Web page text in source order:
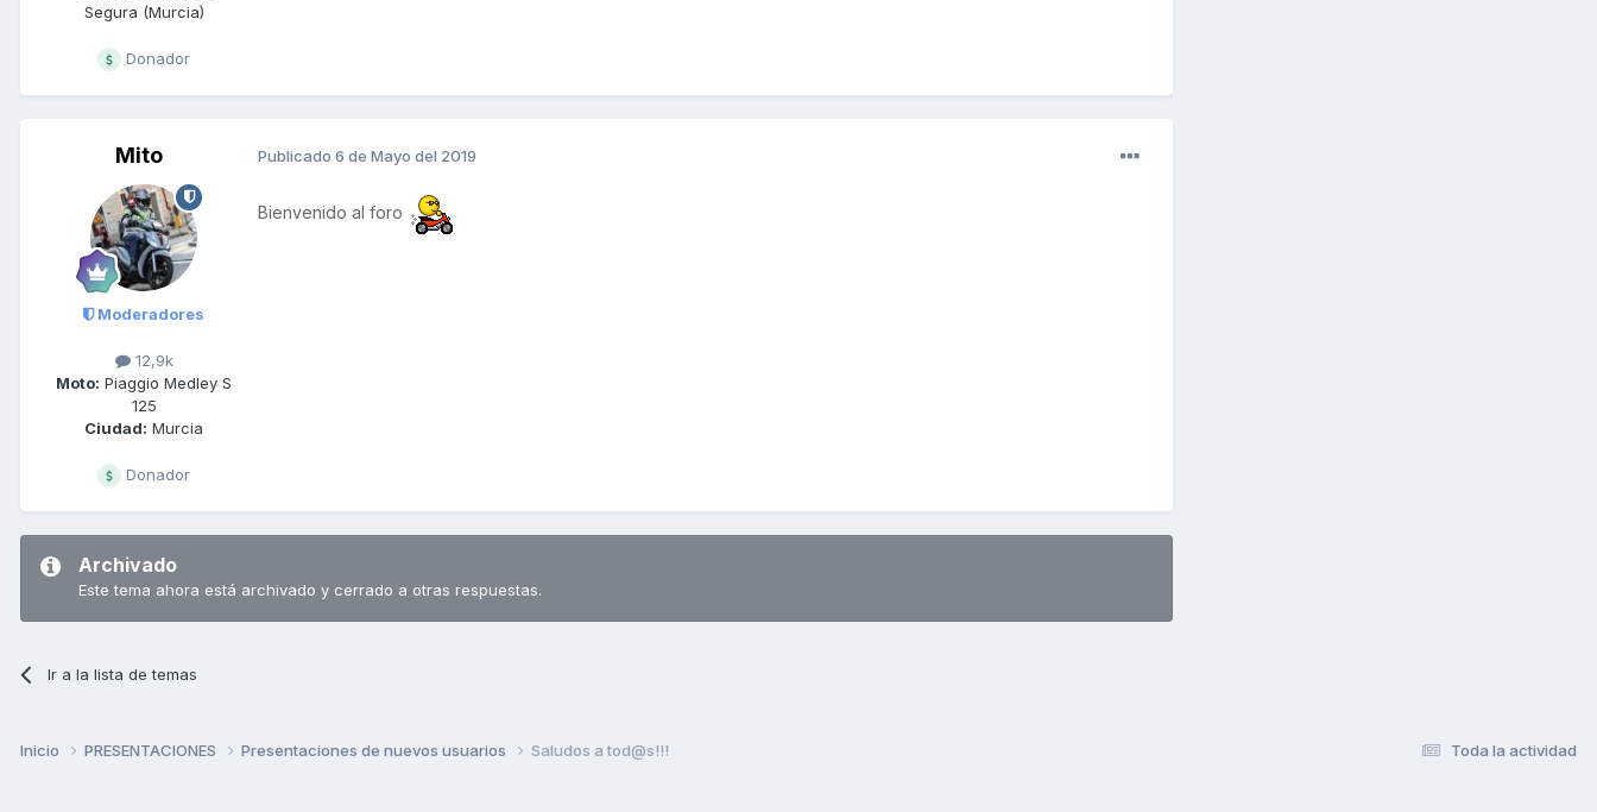
Segura (Murcia)
Donador
Mito
Moderadores
12,9k
Moto: Piaggio Medley S
125
Ciudad: Murcia
Donador
Publicado 6 de Mayo del 2019
Bienvenido al foro
Archivado
Este tema ahora está archivado y cerrado a otras respuestas.
Ir a la lista de temas
Toda la actividad
Inicio PRESENTACIONES Presentaciones de nuevos usuarios Saludos a tod@s!!!